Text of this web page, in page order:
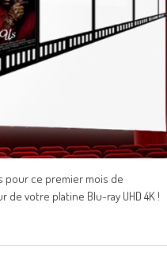
pour ce premier mois de
votre platine Blu-ray UHD 4K !